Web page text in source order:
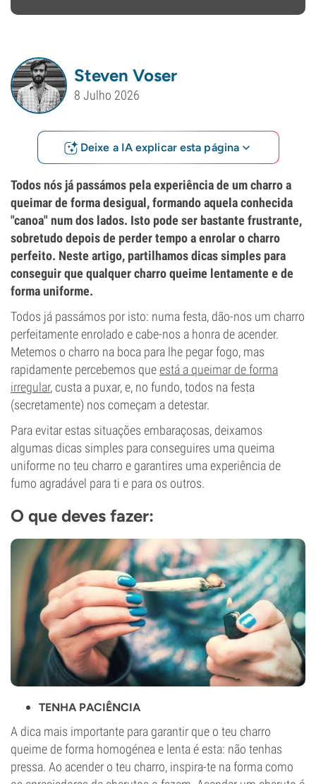
Steven Voser
8 Julho 2026
Deixe a IA explicar esta página
Todos nós já passámos pela experiência de um charro a
queimar de forma desigual, formando aquela conhecida
"canoa" num dos lados. Isto pode ser bastante frustrante,
sobretudo depois de perder tempo a enrolar o charro
perfeito. Neste artigo, partilhamos dicas simples para
conseguir que qualquer charro queime lentamente e de
forma uniforme.
Todos já passámos por isto: numa festa, dão-nos um charro
perfeitamente enrolado e cabe-nos a honra de acender.
Metemos o charro na boca para lhe pegar fogo, mas
rapidamente percebemos queestá a queimar de forma
irregular, custa a puxar, e, no fundo, todos na festa
(secretamente) nos começam a detestar.
Para evitar estas situações embaraçosas, deixamos
algumas dicas simples para conseguires uma queima
uniforme no teu charro e garantires uma experiência de
fumo agradável para ti e para os outros.
O que deves fazer:
TENHA PACIÊNCIA
A dica mais importante para garantir que o teu charro
queime de forma homogénea e lenta é esta: não tenhas
pressa. Ao acender o teu charro, inspira-te na forma como